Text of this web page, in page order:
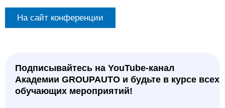
На сайт конференции
Подписывайтесь на YouTube-канал
Академии GROUPAUTO и будьте в курсе всех
обучающих мероприятий!